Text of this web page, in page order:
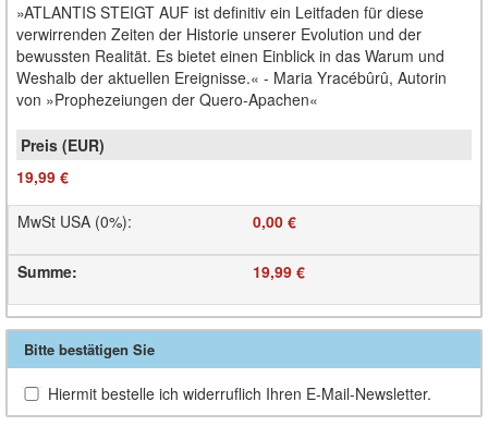
»ATLANTIS STEIGT AUF ist definitiv ein Leitfaden für diese
verwirrenden Zeiten der Historie unserer Evolution und der
bewussten Realität. Es bietet einen Einblick in das Warum und
Weshalb der aktuellen Ereignisse.« - Maria Yracébûrû, Autorin
von »Prophezeiungen der Quero-Apachen«
19,99 €
MwSt USA (0%): 0,00 €
Summe: 19,99 €
Bitte bestätigen Sie
Hiermit bestelle ich widerruflich Ihren E-Mail-Newsletter.